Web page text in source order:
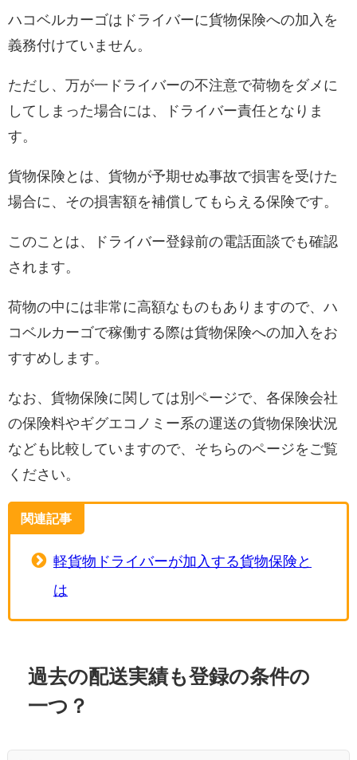
ハコベルカーゴはドライバーに貨物保険への加入を
義務付けていません。
ただし、万が一ドライバーの不注意で荷物をダメに
してしまった場合には、ドライバー責任となりま
す。
貨物保険とは、貨物が予期せぬ事故で損害を受けた
場合に、その損害額を補償してもらえる保険です。
このことは、ドライバー登録前の電話面談でも確認
されます。
荷物の中には非常に高額なものもありますので、ハ
コベルカーゴで稼働する際は貨物保険への加入をお
すすめします。
なお、貨物保険に関しては別ページで、各保険会社
の保険料やギグエコノミー系の運送の貨物保険状況
なども比較していますので、そちらのページをご覧
ください。
関連記事
軽貨物ドライバーが加入する貨物保険と
は
過去の配送実績も登録の条件の
一つ？